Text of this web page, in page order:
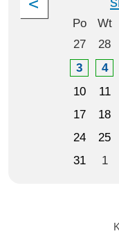
Po Wt
27
28
3
4
10
11
17
18
24
25
31
1